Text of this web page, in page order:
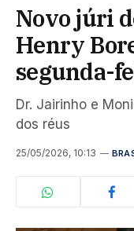
Novo júri
Henry
segunda-
Dr. Jairinho e
dos réus
25/05/2026, 10:13